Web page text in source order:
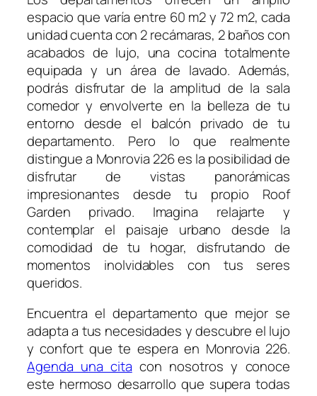
espacio que varía entre 60 m2 y 72 m2, cada
unidad cuenta con 2 recámaras, 2 baños con
acabados de lujo, una cocina totalmente
equipada y un área de lavado. Además,
podrás disfrutar de la amplitud de la sala
comedor y envolverte en la belleza de tu
entorno desde el balcón privado de tu
departamento. Pero lo que realmente
distingue a Monrovia 226 es la posibilidad de
disfrutar de vistas panorámicas
impresionantes desde tu propio Roof
Garden privado. Imagina relajarte y
contemplar el paisaje urbano desde la
comodidad de tu hogar, disfrutando de
momentos inolvidables con tus seres
queridos.
Encuentra el departamento que mejor se
adapta a tus necesidades y descubre el lujo
y confort que te espera en Monrovia 226.
Agenda una cita con nosotros y conoce
este hermoso desarrollo que supera todas